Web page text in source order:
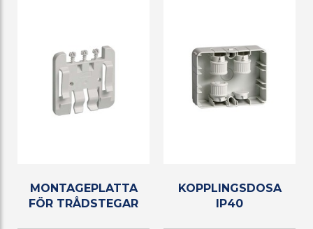
MONTAGEPLATTA
FÖR TRÅDSTEGAR
KOPPLINGSDOSA
IP40